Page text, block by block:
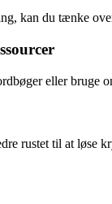
kan du tænke
eller bruge
rustet til at løse